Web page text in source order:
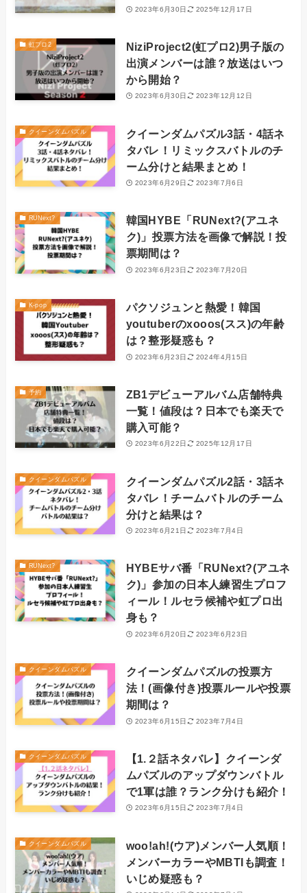
2023年6月30日 2025年12月17日
虹プロ2
NiziProject2(虹プロ2)男子版の
出演メンバーは誰？放送はいつ
から開始？
2023年6月30日 2023年12月12日
クイーンダムパズル
クイーンダムパズル3話・4話ネ
タバレ！リミックスバトルのチ
ーム分けと結果まとめ！
2023年6月29日 2023年7月6日
RUNext?
韓国HYBE「RUNext?(アユネ
ク)」投票方法を画像で解説！投
票期間は？
2023年6月23日 2023年7月20日
K-pop
パクソジュンと熱愛！韓国
youtuberのxooos(スス)の年齢
は？整形疑惑も？
2023年6月23日 2024年4月15日
予約
ZB1デビューアルバム店舗特典
一覧！値段は？日本でも楽天で
購入可能？
2023年6月22日 2025年12月17日
クイーンダムパズル
クイーンダムパズル2話・3話ネ
タバレ！チームバトルのチーム
分けと結果は？
2023年6月21日 2023年7月4日
RUNext?
HYBEサバ番「RUNext?(アユネ
ク)」参加の日本人練習生プロフ
ィール！ルセラ候補や虹プロ出
身も？
2023年6月20日 2023年6月23日
クイーンダムパズル
クイーンダムパズルの投票方
法！(画像付き)投票ルールや投票
期間は？
2023年6月15日 2023年7月4日
クイーンダムパズル
【1.２話ネタバレ】クイーンダ
ムパズルのアップダウンバトル
で1軍は誰？ランク分けも紹介！
2023年6月15日 2023年7月4日
クイーンダムパズル
woo!ah!(ウア)メンバー人気順！
メンバーカラーやMBTIも調査！
いじめ疑惑も？